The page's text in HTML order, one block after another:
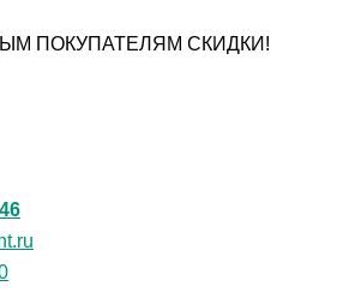
ПОКУПАТЕЛЯМ СКИДКИ!